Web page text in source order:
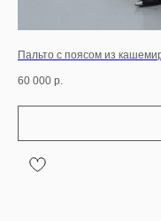
Пальто с поясом из
60 000 р.